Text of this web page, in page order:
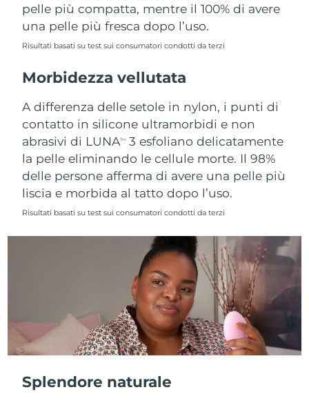
pelle più compatta, mentre il 100% di avere
una pelle più fresca dopo l’uso.
Risultati basati su test sui consumatori condotti da terzi
Morbidezza vellutata
A differenza delle setole in nylon, i punti di
contatto in silicone ultramorbidi e non
abrasivi di LUNATM
3 esfoliano delicatamente
la pelle eliminando le cellule morte. Il 98%
delle persone afferma di avere una pelle più
liscia e morbida al tatto dopo l’uso.
Risultati basati su test sui consumatori condotti da terzi
Splendore naturale